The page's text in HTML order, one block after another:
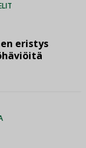
eristys